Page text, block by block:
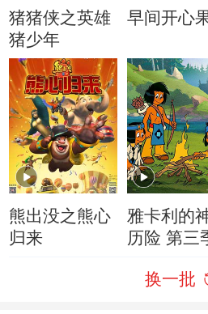
猪猪侠之英雄
猪少年
早间开心
熊出没之熊心
归来
雅卡利的
历险 第三
换一批